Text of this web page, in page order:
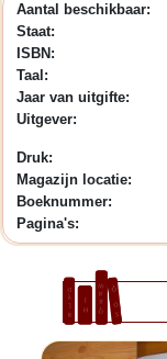
Aantal beschikbaar:
Staat:
ISBN:
Taal:
Jaar van uitgifte:
Uitgever:
Druk:
Magazijn locatie:
Boeknummer:
Pagina's: